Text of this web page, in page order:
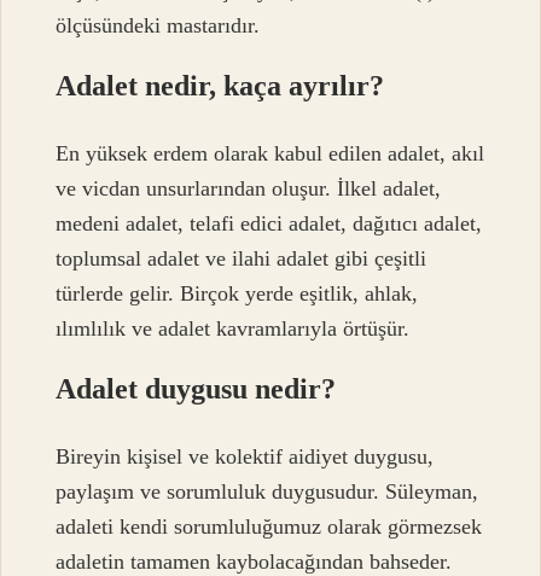
ölçüsündeki mastarıdır.
Adalet nedir, kaça ayrılır?
En yüksek erdem olarak kabul edilen adalet, akıl
ve vicdan unsurlarından oluşur. İlkel adalet,
medeni adalet, telafi edici adalet, dağıtıcı adalet,
toplumsal adalet ve ilahi adalet gibi çeşitli
türlerde gelir. Birçok yerde eşitlik, ahlak,
ılımlılık ve adalet kavramlarıyla örtüşür.
Adalet duygusu nedir?
Bireyin kişisel ve kolektif aidiyet duygusu,
paylaşım ve sorumluluk duygusudur. Süleyman,
adaleti kendi sorumluluğumuz olarak görmezsek
adaletin tamamen kaybolacağından bahseder.